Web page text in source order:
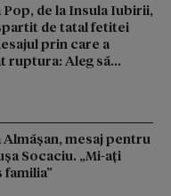
Pop, de la Insula Iubirii,
de tatal fetitei
prin care a
ruptura: Aleg să...
Almășan, mesaj pentru
Socaciu. „Mi-ați